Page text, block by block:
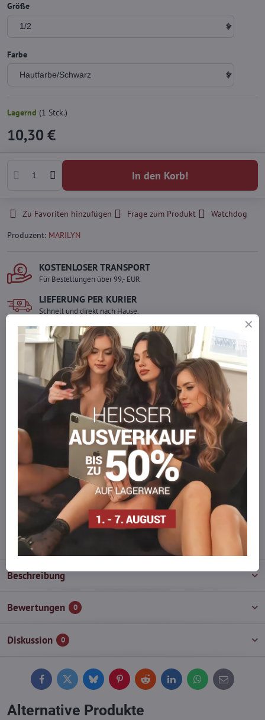
Größe
Farbe
Lagernd (1 Stck.)
10,30 €
In den Korb!
Zu Favoriten hinzufügen Frage zum Produkt
Watchdog
Produzent: MARILYN
KOSTENLOSER TRANSPORT
Für Bestellungen über 99,- EUR
LIEFERUNG PER KURIER
Schnell und direkt nach Hause.
SICHERE ZAHLUNGEN
Gesicherte Online-Zahlungen
Ware auf Lager
Wir versenden sofort
Werden Sie Teil von everlady
Werden Sie Teil von everlady und genießen Sie einen5 %
Mitgliedervorteilbei jedem Einkauf.
Der Vorteil wird automatisch im Warenkorb angewendet.
Möchten Sie mehr bestellen, als wir
auf Lager haben?
Zögern Sie nicht, uns zu kontaktieren, wir füllen die Ware für Sie
wieder auf!
info​@everlady​.eu
Beschreibung
Bewertungen 0
Diskussion 0
FacebookTwitterBlueskyPinterestReddit LinkedInWhatsApp
E-
mail
Alternative Produkte